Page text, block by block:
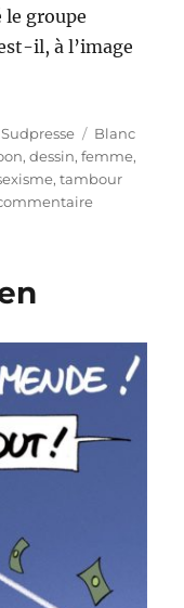
le groupe
il, à l’image
Sudpresse Étiquettes
Blanc
,dessin,femme,
,tambour
sur